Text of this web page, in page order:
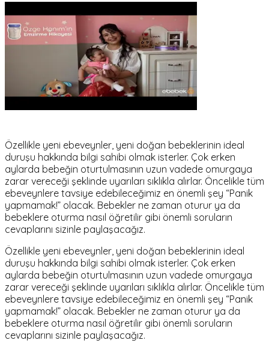
Özellikle yeni ebeveynler, yeni doğan bebeklerinin ideal
duruşu hakkında bilgi sahibi olmak isterler. Çok erken
aylarda bebeğin oturtulmasının uzun vadede omurgaya
zarar vereceği şeklinde uyarıları sıklıkla alırlar. Öncelikle tüm
ebeveynlere tavsiye edebileceğimiz en önemli şey “Panik
yapmamak!” olacak. Bebekler ne zaman oturur ya da
bebeklere oturma nasıl öğretilir gibi önemli soruların
cevaplarını sizinle paylaşacağız.
Özellikle yeni ebeveynler, yeni doğan bebeklerinin ideal
duruşu hakkında bilgi sahibi olmak isterler. Çok erken
aylarda bebeğin oturtulmasının uzun vadede omurgaya
zarar vereceği şeklinde uyarıları sıklıkla alırlar. Öncelikle tüm
ebeveynlere tavsiye edebileceğimiz en önemli şey “Panik
yapmamak!” olacak. Bebekler ne zaman oturur ya da
bebeklere oturma nasıl öğretilir gibi önemli soruların
cevaplarını sizinle paylaşacağız.